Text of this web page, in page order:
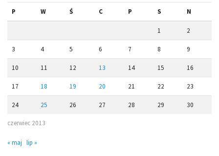
czerwiec 2013
P W Ś C P S N
1 2
3 4 5 6 7 8 9
10 11 12 13 14 15 16
17 18 19 20 21 22 23
24 25 26 27 28 29 30
« maj lip »